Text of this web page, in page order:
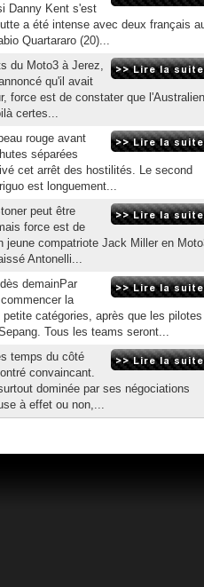
Danny Kent s'est
a été intense avec deux français
Quartararo (20)...
du Moto3 à Jerez,
qu'il avait
force est de constater que l'Australien
certes...
rouge avant
séparées
cet arrêt des hostilités. Le second
est longuement...
peut être
force est de
compatriote Jack Miller en
Antonelli...
demainPar
la
catégories, après que les pilotes
Tous les teams seront...
temps du côté
convaincant.
dominée par ses négociations
à effet ou non,...